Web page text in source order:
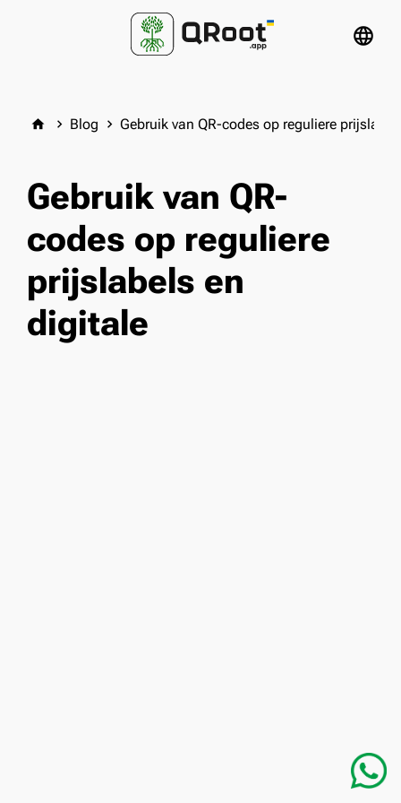
language
home keyboard_arrow_right Blog keyboard_arrow_right Gebruik van QR-codes op reguliere
Gebruik van QR-
codes op reguliere
prijslabels en
digitale